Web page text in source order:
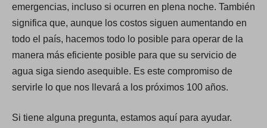
emergencias, incluso si ocurren en plena noche. También
significa que, aunque los costos siguen aumentando en
todo el país, hacemos todo lo posible para operar de la
manera más eficiente posible para que su servicio de
agua siga siendo asequible. Es este compromiso de
servirle lo que nos llevará a los próximos 100 años.
Si tiene alguna pregunta, estamos aquí para ayudar.